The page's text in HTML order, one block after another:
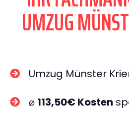
UMZUG
Umzug Münster
⌀ 113,50€ Kosten